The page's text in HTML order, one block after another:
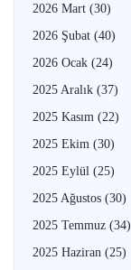
2026 Mart (30)
2026 Şubat (40)
2026 Ocak (24)
2025 Aralık (37)
2025 Kasım (22)
2025 Ekim (30)
2025 Eylül (25)
2025 Ağustos (30)
2025 Temmuz (34)
2025 Haziran (25)